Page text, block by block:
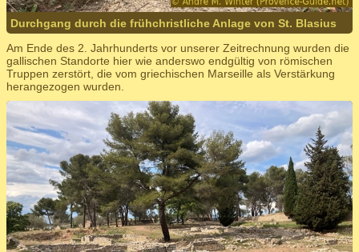
Durchgang durch die frühchristliche Anlage von St. Blasius
Am Ende des 2. Jahrhunderts vor unserer Zeitrechnung wurden die
gallischen Standorte hier wie anderswo endgültig von römischen
Truppen zerstört, die vom griechischen Marseille als Verstärkung
herangezogen wurden.